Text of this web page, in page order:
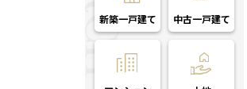
新築一戸建て 中古一戸建て